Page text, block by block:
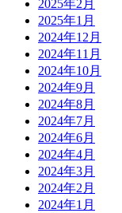
2025年2月
2025年1月
2024年12月
2024年11月
2024年10月
2024年9月
2024年8月
2024年7月
2024年6月
2024年4月
2024年3月
2024年2月
2024年1月